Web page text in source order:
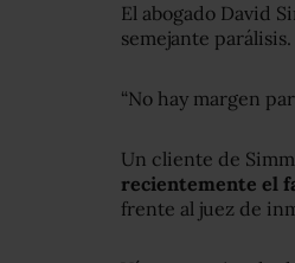
El abogado David
semejante parálisis.
“No hay margen
Un cliente de
recientemente el
frente al juez de